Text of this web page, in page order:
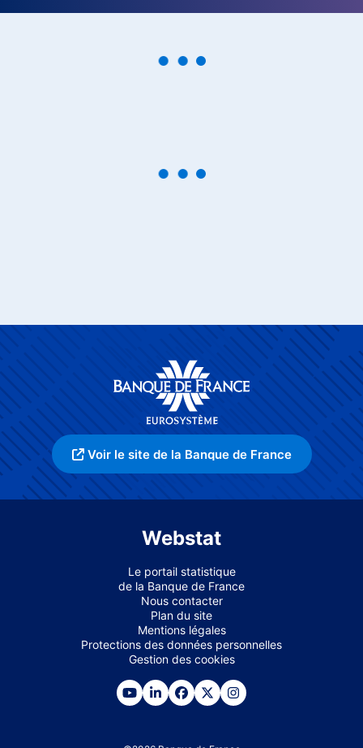
Voir le site de la Banque de France
Webstat
Le portail statistique
de la Banque de France
Nous contacter
Plan du site
Mentions légales
Protections des données personnelles
Gestion des cookies